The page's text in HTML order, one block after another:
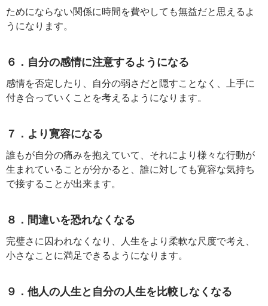
ためにならない関係に時間を費やしても無益だと思えるよ
うになります。
６．自分の感情に注意するようになる
感情を否定したり、自分の弱さだと隠すことなく、上手に
付き合っていくことを考えるようになります。
７．より寛容になる
誰もが自分の痛みを抱えていて、それにより様々な行動が
生まれていることが分かると、誰に対しても寛容な気持ち
で接することが出来ます。
８．間違いを恐れなくなる
完璧さに囚われなくなり、人生をより柔軟な尺度で考え、
小さなことに満足できるようになります。
９．他人の人生と自分の人生を比較しなくなる